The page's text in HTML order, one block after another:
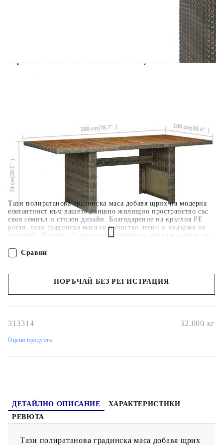
Тази полиратанова градинска маса добавя щрих на модерна
елегантност към вашето външно жилищно пространство със
своя семпъл и стилен дизайн. Благодарение на кръглия PE
ратан, тази градинска маса се почиства лесно и издържа на
употреба. Прахово боядисаната стоманена рамка и плотът от
Солидният плот на масата е идеален за поставяне на
различните ви принадлежности. Освен това тази трапезна
конструкция. Важна забележка: Препоръчваме покриването
на масата по време на дъжд, сняг и скреж с цел максимално
Предоставената таблица е с информационна цел.
Добавете продукта в количката си с бутона "Добави в
количката" и при поръчка ще можете да изберете броя
Когато плащате с NewPay, всъщност NewPay плаща
поръчката Ви вместо Вас. Вие я получавате и
разделя на 3 равни месечни вноски без оскъпяване. За
покупки на стойност до 1000 лв. / €511.31
Плащане на 6 вноски. Стойността на поръчката се
разпределя в 6 равни месечни вноски с оскъпяване. За
покупки на стойност до 2000 лв. / €1022.61
ПОРЪЧАЙ БЕЗ РЕГИСТРАЦИЯ
313314 32.000 кг
Оцени продукта
Сравни
ДЕТАЙЛНО ОПИСАНИЕ
ХАРАКТЕРИСТИКИ
РЕВЮТА
Тази полиратанова градинска маса добавя щрих